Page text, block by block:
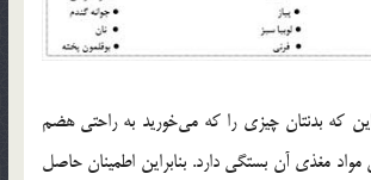
که بدنتان چیزی را که می‌خورید به راحتی هضم
مغذی آن بستگی دارد. بنابراین اطمینان حاصل